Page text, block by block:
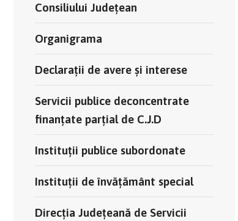
Consiliului Județean
Organigrama
Declarații de avere și interese
Servicii publice deconcentrate
finanțate parțial de C.J.D
Instituții publice subordonate
Instituții de învățământ special
Direcția Județeană de Servicii